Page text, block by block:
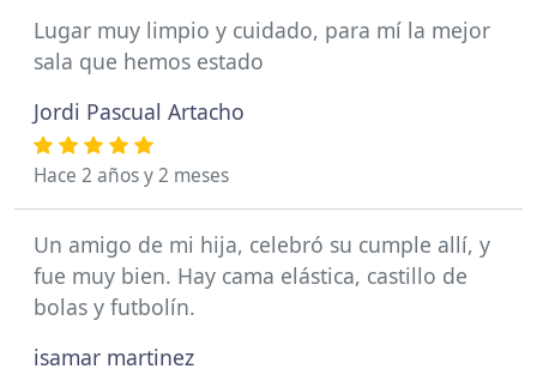
Lugar muy limpio y cuidado, para mí la mejor
sala que hemos estado
Jordi Pascual Artacho
Hace 2 años y 2 meses
Un amigo de mi hija, celebró su cumple allí, y
fue muy bien. Hay cama elástica, castillo de
bolas y futbolín.
isamar martinez